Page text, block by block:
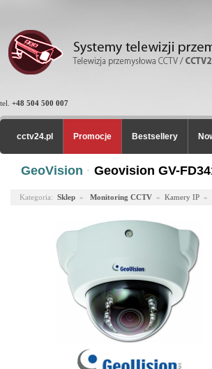
tel. +48 504 500 007
cctv24.pl Promocje Bestsellery
GeoVision · Geovision GV-
Kategoria: Sklep » Monitoring CCTV » Kamery IP »